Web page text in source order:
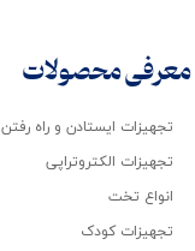
تجهیزات ایستادن و راه رفتن
تجهیزات الکتروتراپی
انواع تخت
تجهیزات کودک
معرفی محصولات